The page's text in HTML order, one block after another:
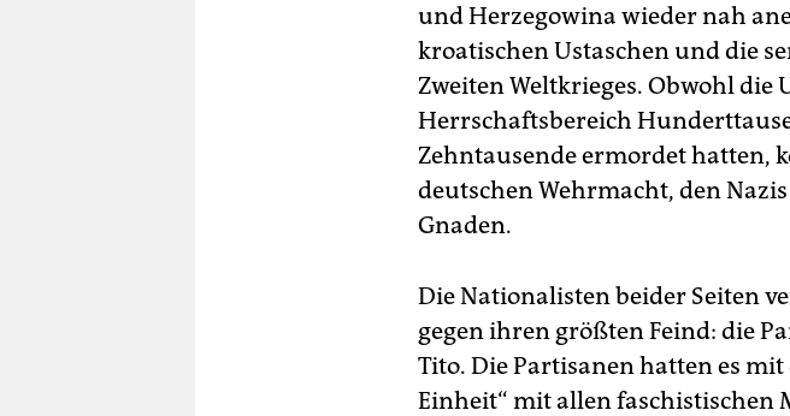
und Herzegowina wieder nah
kroatischen Ustaschen und die
Zweiten Weltkrieges. Obwohl die
Herrschaftsbereich
Zehntausende ermordet hatten,
deutschen Wehrmacht, den
Gnaden.
Die Nationalisten beider Seiten
gegen ihren größten Feind: die
Tito. Die Partisanen hatten es
Einheit“ mit allen